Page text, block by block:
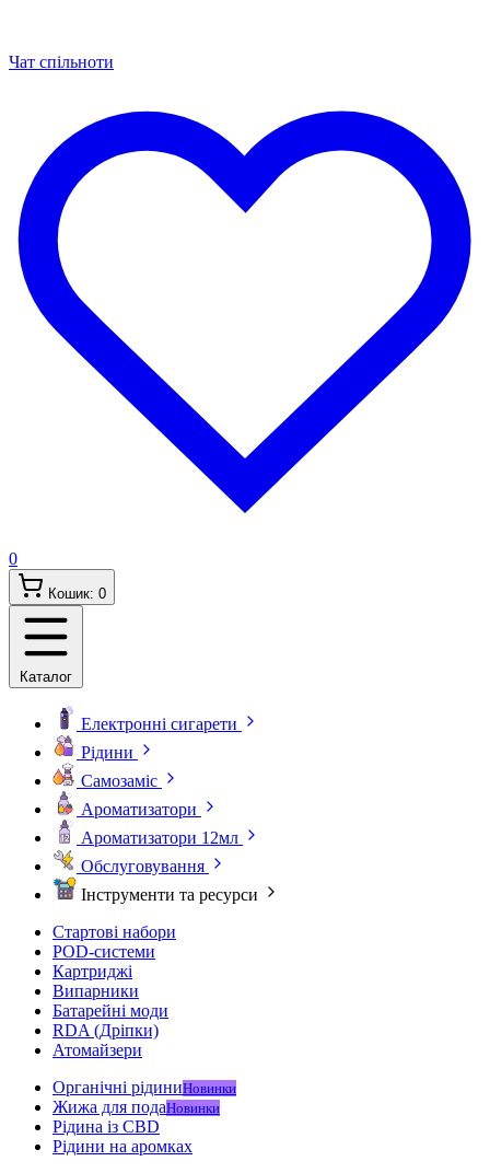
Чат спільноти
0
Кошик: 0
Каталог
Електронні сигарети
Рідини
Самозаміс
Ароматизатори
Ароматизатори 12мл
Обслуговування
Інструменти та ресурси
Стартові набори
POD-системи
Картриджі
Випарники
Батарейні моди
RDA (Дріпки)
Атомайзери
Органічні рідиниНовинки
Жижа для подаНовинки
Рідина із CBD
Рідини на аромках